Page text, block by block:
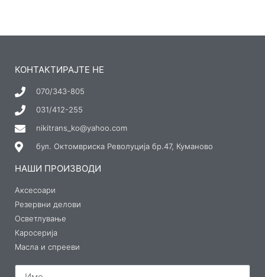
КОНТАКТИРАЈТЕ НЕ
070/343-805
031/412-255
nikitrans_ko@yahoo.com
бул. Октомвриска Револуција бр.47, Куманово
НАШИ ПРОИЗВОДИ
Аксесоари
Резервни делови
Осветлување
Каросерија
Масла и спрееви